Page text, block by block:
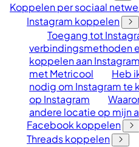
Koppelen per sociaal
Instagram koppelen
Toegang tot
verbindingsmethoden
koppelen aan Instagram
met Metricool
Heb
nodig om Instagram te
op Instagram
andere locatie op mijn
Facebook koppelen
Threads koppelen